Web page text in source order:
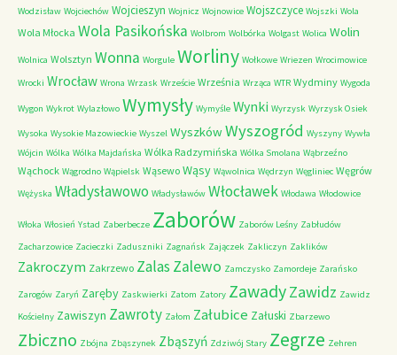
Wodzisław Wojciechów Wojcieszyn Wojnicz Wojnowice Wojszczyce Wojszki Wola
Wola Młocka Wola Pasikońska Wolbrom Wolbórka Wolgast Wolica Wolin
Wolnica Wolsztyn Wonna Worgule Worliny Wołkowe Wriezen Wrocimowice
Wrocki Wrocław Wrona Wrzask Wrzeście Września Wrząca WTR Wydminy Wygoda
Wygon Wykrot Wylazłowo Wymysły Wymyśle Wynki Wyrzysk Wyrzysk Osiek
Wysoka Wysokie Mazowieckie Wyszel WyszkówWyszogród Wyszyny Wywła
Wójcin Wólka Wólka Majdańska Wólka Radzymińska Wólka Smolana Wąbrzeźno
Wąchock Wągrodno Wąpielsk Wąsewo Wąsy Wąwolnica Wędrzyn Węgliniec Węgrów
Wężyska Władysławowo Władysławów Włocławek Włodawa Włodowice
Włoka Włosień Ystad Zaberbecze Zaborów Zaborów Leśny Zabłudów
Zacharzowice Zacieczki Zaduszniki Zagnańsk Zajączek Zakliczyn Zaklików
Zakroczym Zakrzewo ZalasZalewo Zamczysko Zamordeje Zarańsko
Zarogów Zaryń Zaręby Zaskwierki Zatom Zatory ZawadyZawidz Zawidz
Kościelny Zawiszyn Zawroty Załom Załubice Załuski Zbarzewo
Zbiczno Zbójna Zbąszynek Zbąszyń Zdziwój Stary Zegrze Zehren